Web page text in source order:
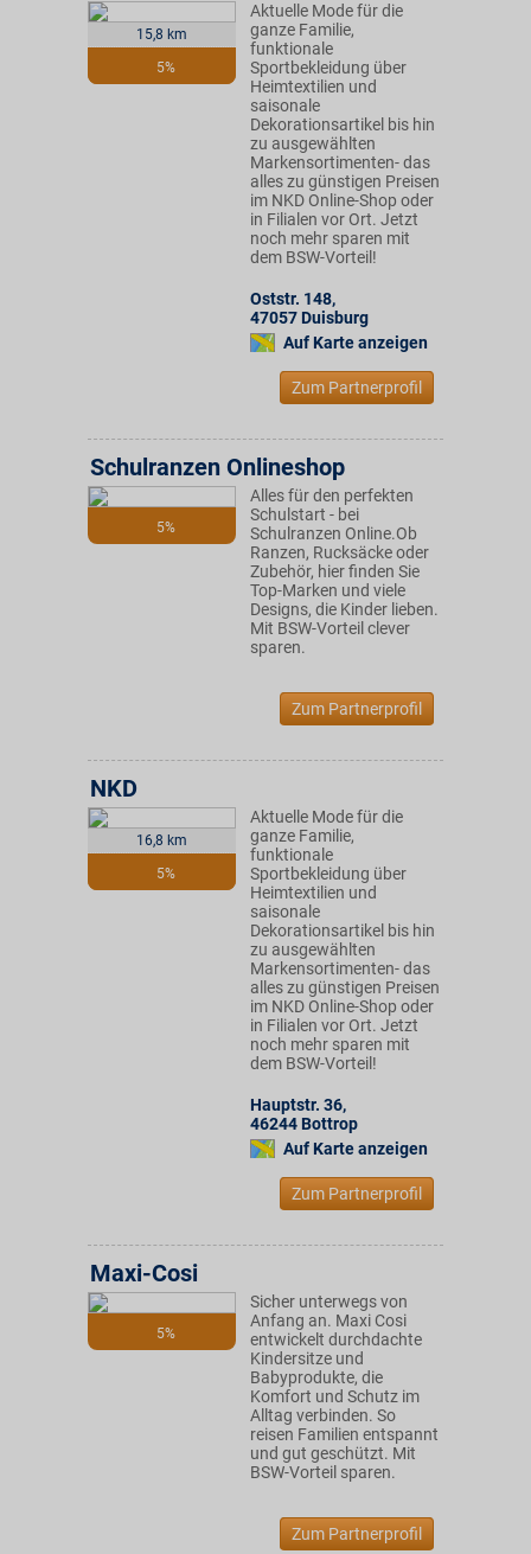
15,8 km
5%
Aktuelle Mode für die
ganze Familie,
funktionale
Sportbekleidung über
Heimtextilien und
saisonale
Dekorationsartikel bis hin
zu ausgewählten
Markensortimenten- das
alles zu günstigen Preisen
im NKD Online-Shop oder
in Filialen vor Ort. Jetzt
noch mehr sparen mit
dem BSW-Vorteil!
Oststr. 148,
47057 Duisburg
Auf Karte anzeigen
Zum Partnerprofil
5%
Schulranzen Onlineshop
Alles für den perfekten
Schulstart - bei
Schulranzen Online.Ob
Ranzen, Rucksäcke oder
Zubehör, hier finden Sie
Top-Marken und viele
Designs, die Kinder lieben.
Mit BSW-Vorteil clever
sparen.
Zum Partnerprofil
16,8 km
5%
NKD
Aktuelle Mode für die
ganze Familie,
funktionale
Sportbekleidung über
Heimtextilien und
saisonale
Dekorationsartikel bis hin
zu ausgewählten
Markensortimenten- das
alles zu günstigen Preisen
im NKD Online-Shop oder
in Filialen vor Ort. Jetzt
noch mehr sparen mit
dem BSW-Vorteil!
Hauptstr. 36,
46244 Bottrop
Auf Karte anzeigen
Zum Partnerprofil
5%
Maxi-Cosi
Sicher unterwegs von
Anfang an. Maxi Cosi
entwickelt durchdachte
Kindersitze und
Babyprodukte, die
Komfort und Schutz im
Alltag verbinden. So
reisen Familien entspannt
und gut geschützt. Mit
BSW-Vorteil sparen.
Zum Partnerprofil